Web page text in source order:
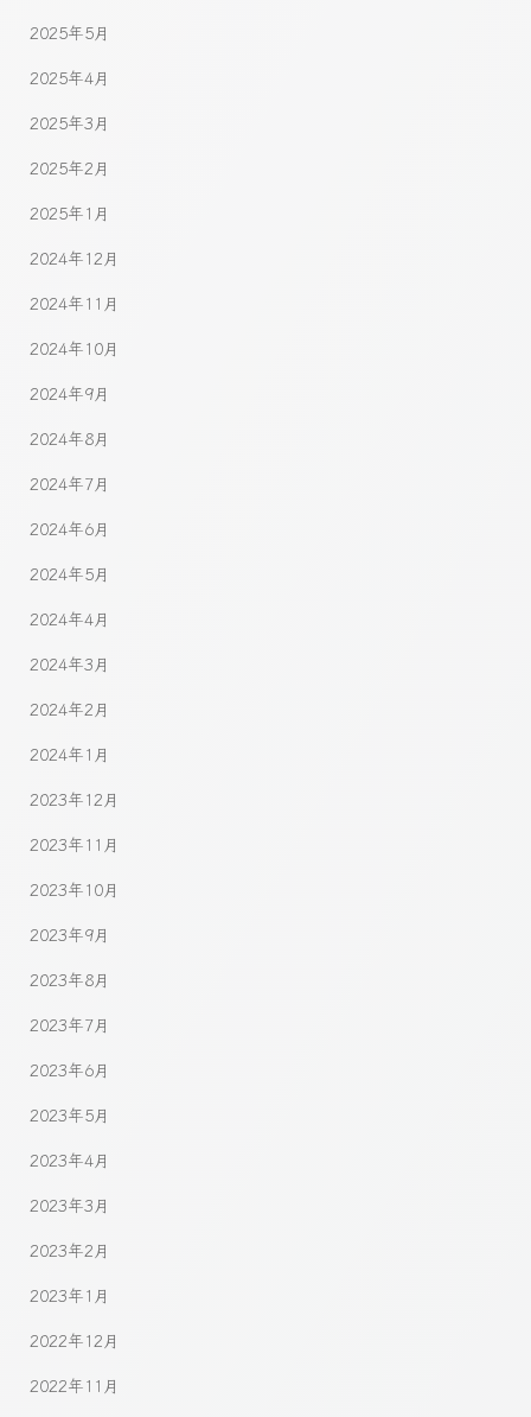
2025年5月
2025年4月
2025年3月
2025年2月
2025年1月
2024年12月
2024年11月
2024年10月
2024年9月
2024年8月
2024年7月
2024年6月
2024年5月
2024年4月
2024年3月
2024年2月
2024年1月
2023年12月
2023年11月
2023年10月
2023年9月
2023年8月
2023年7月
2023年6月
2023年5月
2023年4月
2023年3月
2023年2月
2023年1月
2022年12月
2022年11月